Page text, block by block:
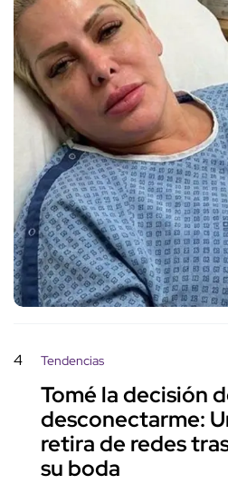
4 Tendencias
Tomé la decisión
desconectarme:
retira de redes
su boda